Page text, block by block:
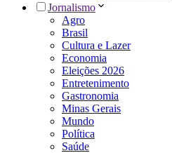
Jornalismo
Agro
Brasil
Cultura e Lazer
Economia
Eleições 2026
Entretenimento
Gastronomia
Minas Gerais
Mundo
Política
Saúde